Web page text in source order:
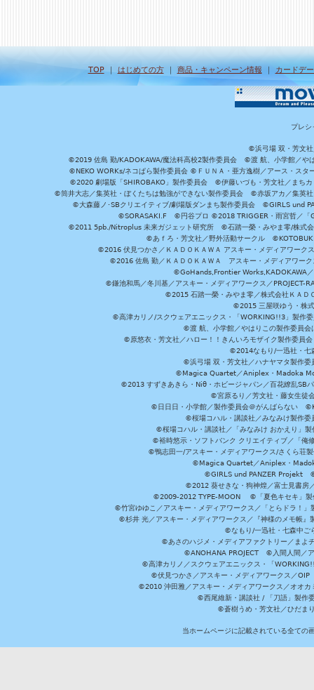
TOP｜ はじめての方｜ 商品・キャンペーン情報 ｜ カードデ
プレシ
©浜弓場 双・芳文社
©2019 佐島 勤/KADOKAWA/魔法科高校2製作委員会 ©渡 航、小学館／や
©NEKO WORKs/ネコぱら製作委員会 ©ＦＵＮＡ・亜方逸樹／アース・ス
©2020 劇場版「SHIROBAKO」製作委員会 ©伊藤いづも・芳文社／まち
©筒井大志／集英社・ぼくたちは勉強ができない製作委員会 ©赤坂アカ／集英
©大森藤ノ･SBクリエイティブ/劇場版ダンまち製作委員会 ©GIRLS und
©SORASAKI.F ©円谷プロ ©2018 TRIGGER・雨宮哲／
©2011 5pb./Nitroplus 未来ガジェット研究所 ©石踏一榮・みやま零/株式
©あｆろ・芳文社／野外活動サークル
©2016 伏見つかさ／ＫＡＤＯＫＡＷＡ アスキー・メディアワー
©2016 佐島 勤／ＫＡＤＯＫＡＷＡ アスキー・メディアワ
©GoHands,Frontier Works,KADOKAWA
©鎌池和馬／冬川基／アスキー・メディアワークス／
©2015 石踏一榮・みやま零／株式会社ＫＡＤ
©2015 三屋咲ゆう・株
©高津カリノ/スクウェアエニックス・「WORKING!!3」製作
©渡 航、小学館／やはりこの製作委員
©原悠衣・芳文社／ハロー！！きんいろモザイク製作委員
©2014なもり/一迅社・
©浜弓場 双・芳文社／ハナヤマタ製作
©Magica Quartet／Aniplex・Madoka
©2013 すずきあきら・Niθ・ホビージャパン／百花繚乱
©宮原るり／芳文社・藤女生徒
©日日日・小学館／製作委員会＠がんばらない
©桜場コハル・講談社／みなみけ製作
©桜場コハル・講談社／「みなみけ おかえり」
©裕時悠示・ソフトバンク クリエイティブ／「
©鴨志田一/アスキー・メディアワークス/さく
©Magica Quartet／Aniplex・
©GIRLS und PANZER Projekt ©
©2012 葵せきな・狗神煌／富士見書
©2009-2012 TYPE-MOON ©「夏色キセキ」製
©竹宮ゆゆこ／アスキー・メディアワークス／「とらドラ！
©杉井 光／アスキー・メディアワークス／『神様のメモ帳
©なもり/一迅社・七森中
©あさのハジメ・メディアファクトリー／ま
©ANOHANA PROJECT ©入間人間／ア
©高津カリノ／スクウェアエニックス・「
©伏見つかさ／アスキー・メディアワークス／
©2010 沖田雅／アスキー・メディアワークス／オオ
©西尾維新・講談社 / 「刀語」製作
©蒼樹うめ・芳文社／ひだま
当ホームページに記載されている全ての